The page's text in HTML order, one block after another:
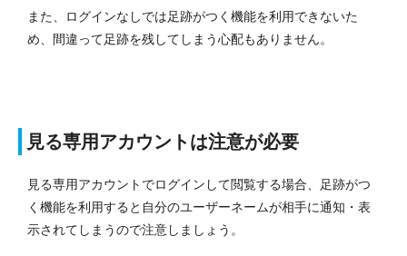
また、ログインなしでは足跡がつく機能を利用できないた
め、間違って足跡を残してしまう心配もありません。
見る専用アカウントは注意が必要
見る専用アカウントでログインして閲覧する場合、足跡がつ
く機能を利用すると自分のユーザーネームが相手に通知・表
示されてしまうので注意しましょう。